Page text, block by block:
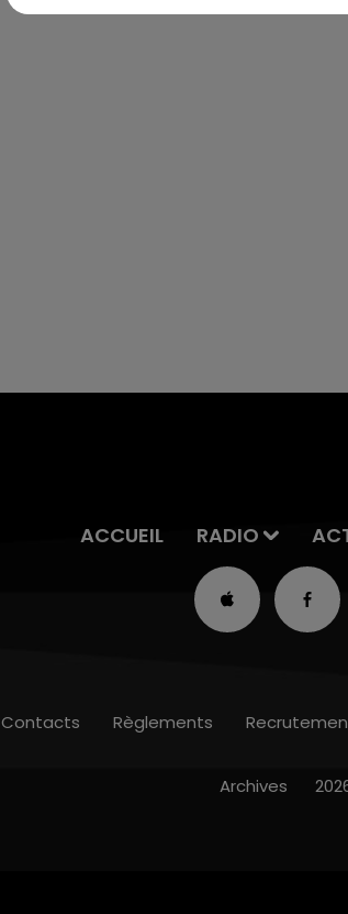
ACCUEIL RADIO
Contacts Règlements
Archives